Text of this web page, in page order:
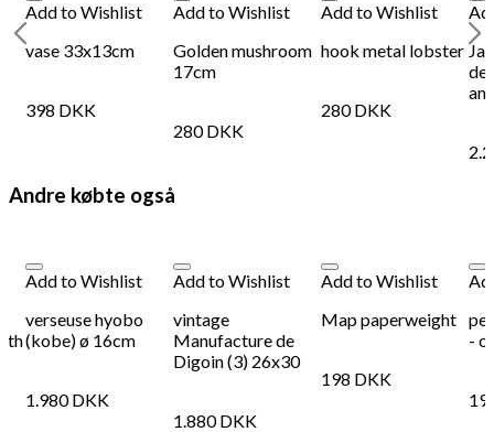
Add to Wishlist
vase 33x13cm
398 DKK
Add to Wishlist
Golden mushroom
17cm
280DKK
Add to Wishlist
hook metal lobster
280DKK
de
Andre købte også
Add to Wishlist
verseuse hyobo
(kobe) ø 16cm
1.980DKK
Add to Wishlist
vintage
Manufacture de
Digoin (3) 26x30
1.880DKK
Add to Wishlist
Map paperweight
198 DKK
-